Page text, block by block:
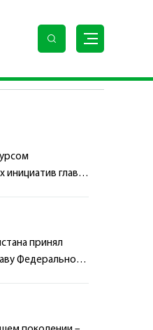
инициатив главы
принял
Федерального